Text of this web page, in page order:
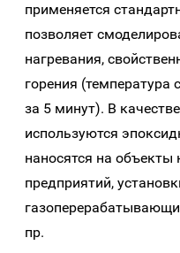
применяется
позволяет
нагревания,
горения (температура
за 5 минут). В
используются
наносятся на объекты
предприятий,
пр.